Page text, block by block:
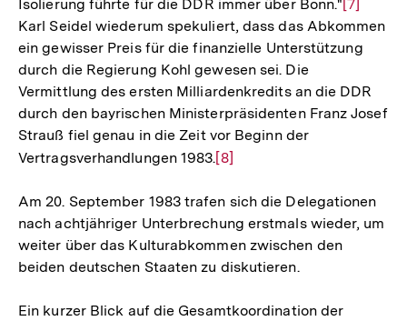
Isolierung führte für die DDR immer über Bonn." Zur
der
[7]
Karl Seidel wiederum spekuliert, dass das Abkommen
ein gewisser Preis für die finanzielle Unterstützung
durch die Regierung Kohl gewesen sei. Die
Vermittlung des ersten Milliardenkredits an die DDR
durch den bayrischen Ministerpräsidenten Franz Josef
Strauß fiel genau in die Zeit vor Beginn der
Vertragsverhandlungen 1983.Zur
der
Fußnote
[8]
Am 20. September 1983 trafen sich die Delegationen
nach achtjähriger Unterbrechung erstmals wieder, um
weiter über das Kulturabkommen zwischen den
beiden deutschen Staaten zu diskutieren.
Ein kurzer Blick auf die Gesamtkoordination der